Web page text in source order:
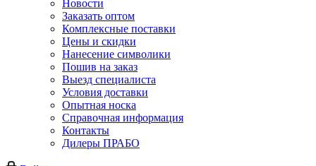
Новости
Заказать оптом
Комплексные поставки
Цены и скидки
Нанесение символики
Пошив на заказ
Выезд специалиста
Условия доставки
Опытная носка
Справочная информация
Контакты
Дилеры ПРАБО